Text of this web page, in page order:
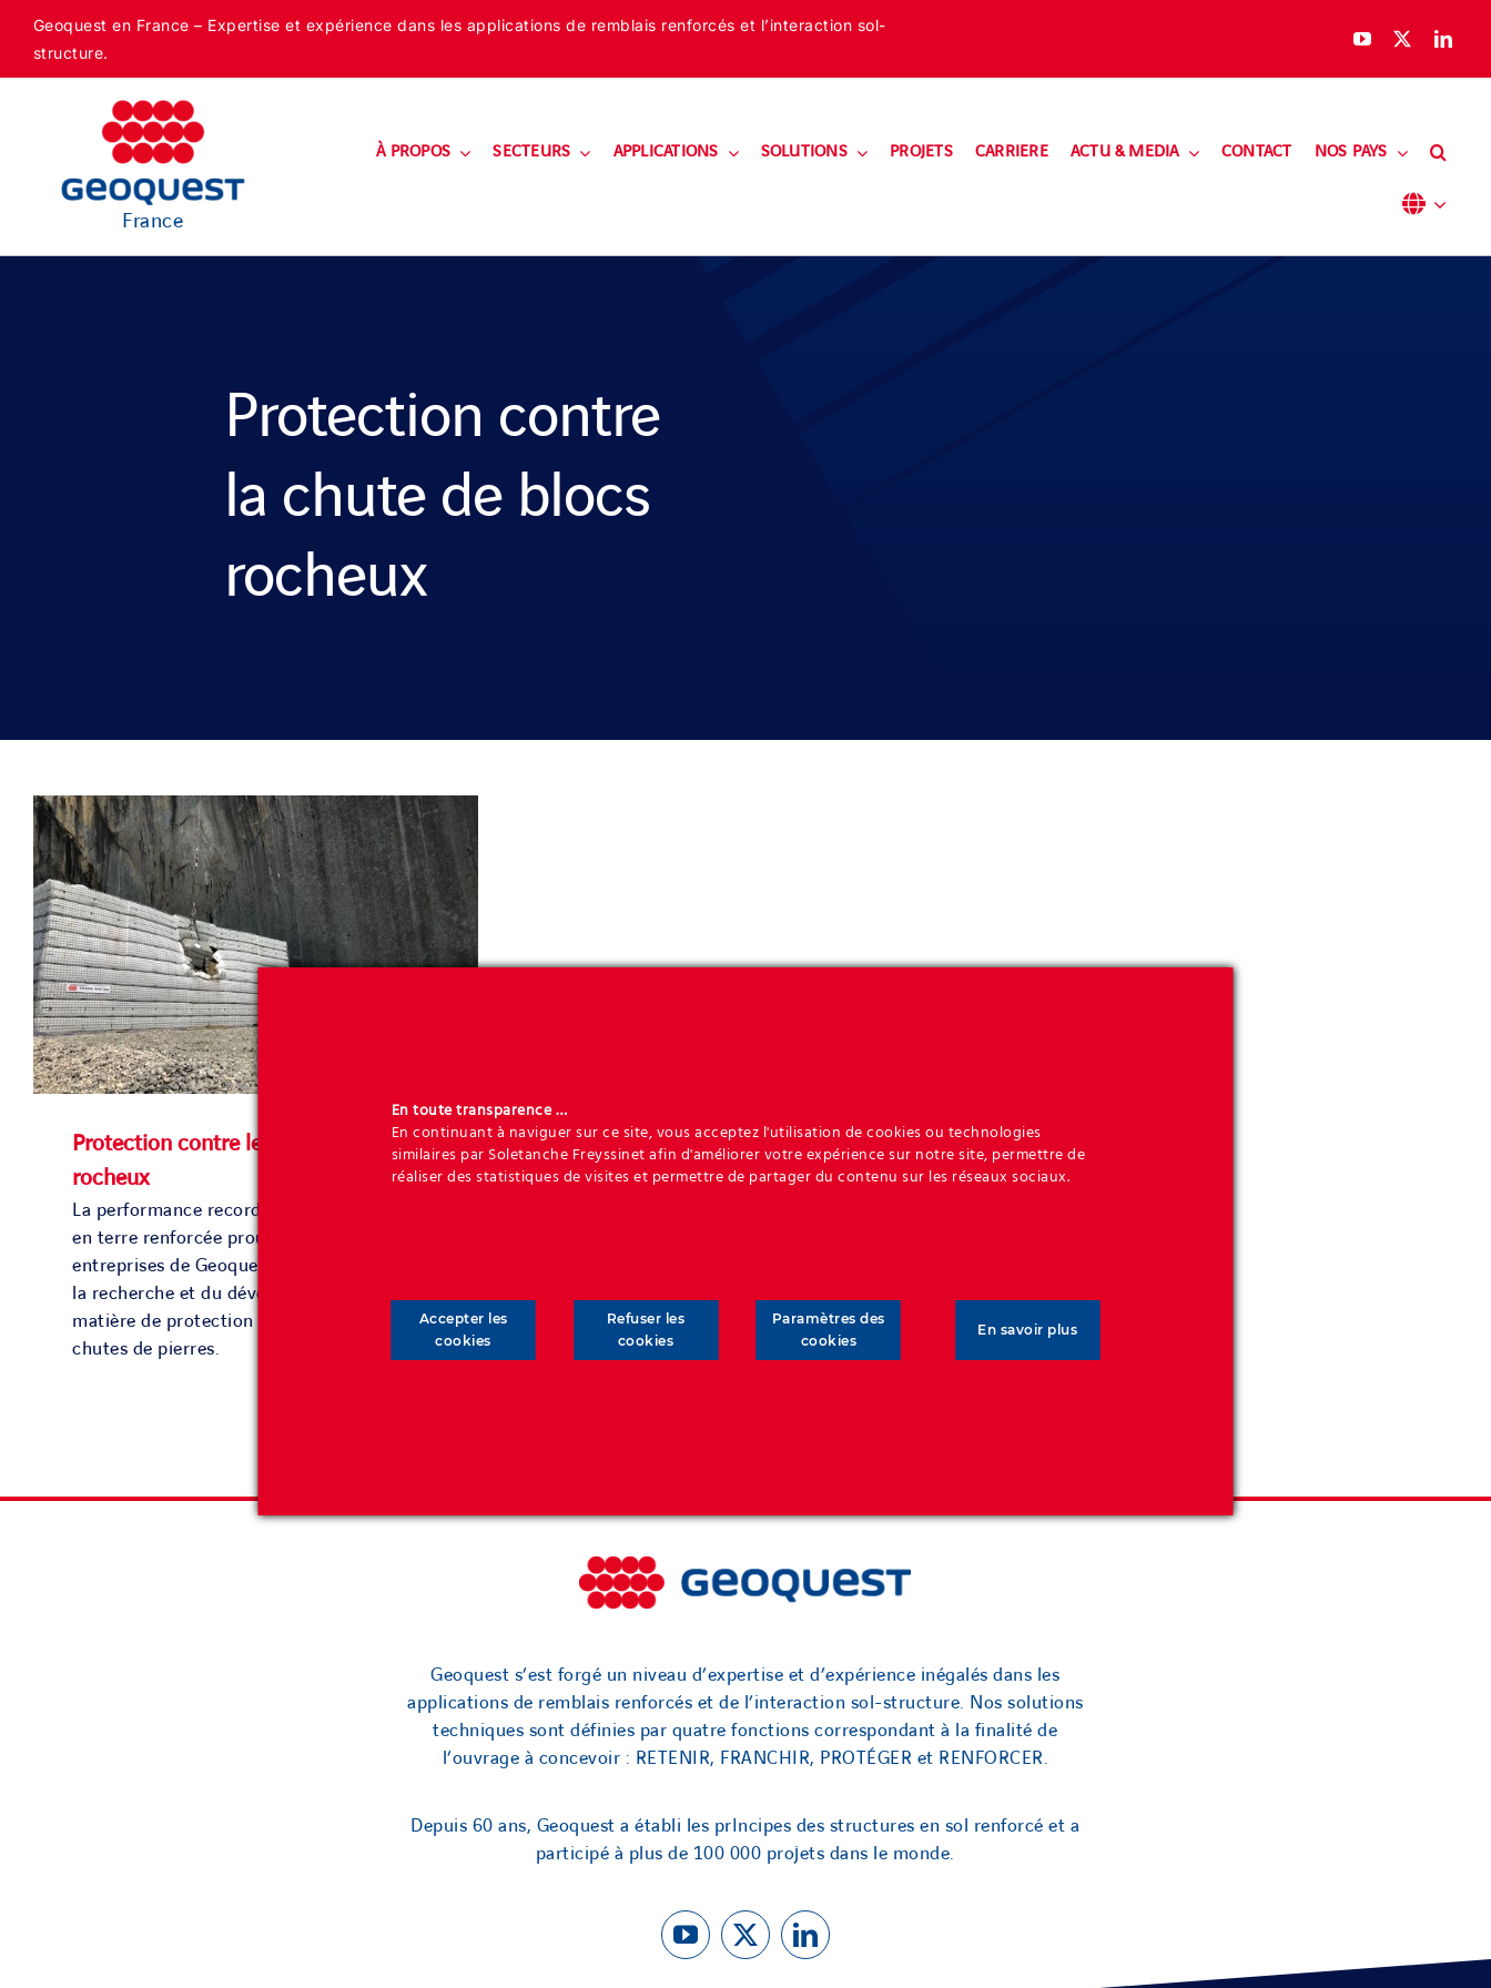
content
Geoquest en France – Expertise et expérience dans les applications de remblais renforcés et l’interaction sol-
structure.
France
À PROPOS SECTEURS APPLICATIONS SOLUTIONS PROJETS CARRIERE ACTU & MEDIA CONTACT NOS PAYS
Protection contre
la chute de blocs
rocheux
Protection contre les chutes de blocs
rocheux
La performance record des digues étroites
en terre renforcée prouve que les
entreprises de Geoquest sont à la pointe de
la recherche et du développement en
matière de protection défensive contre les
chutes de pierres.
Geoquest s’est forgé un niveau d’expertise et d’expérience inégalés dans les
applications de remblais renforcés et de l’interaction sol-structure. Nos solutions
techniques sont définies par quatre fonctions correspondant à la finalité de
l’ouvrage à concevoir : RETENIR, FRANCHIR, PROTÉGER et RENFORCER.
Depuis 60 ans, Geoquest a établi les prIncipes des structures en sol renforcé et a
participé à plus de 100 000 projets dans le monde.
En toute transparence …
En continuant à naviguer sur ce site, vous acceptez l'utilisation de cookies ou technologies
similaires par Soletanche Freyssinet afin d'améliorer votre expérience sur notre site, permettre de
réaliser des statistiques de visites et permettre de partager du contenu sur les réseaux sociaux.
Accepter les
cookies
Refuser les
cookies
En savoir plus
Paramètres des
cookies